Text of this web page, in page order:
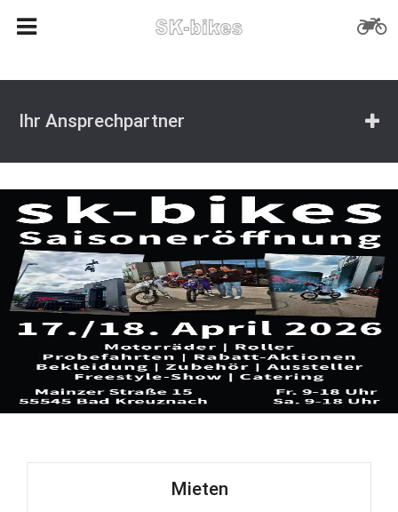
Ihr Ansprechpartner
Mieten